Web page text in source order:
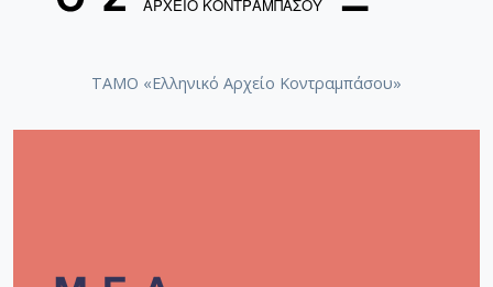
ΤΑΜΟ «Ελληνικό Αρχείο Κοντραμπάσου»